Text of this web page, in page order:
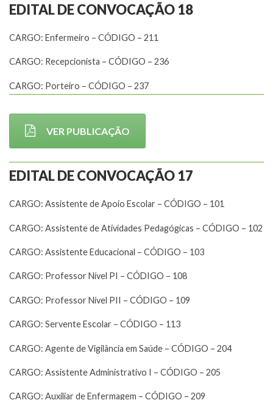
EDITAL DE CONVOCAÇÃO 18
CARGO: Enfermeiro – CÓDIGO – 211
CARGO: Recepcionista – CÓDIGO – 236
CARGO: Porteiro – CÓDIGO – 237
VER PUBLICAÇÃO
EDITAL DE CONVOCAÇÃO 17
CARGO: Assistente de Apoio Escolar – CÓDIGO – 101
CARGO: Assistente de Atividades Pedagógicas – CÓDIGO – 102
CARGO: Assistente Educacional – CÓDIGO – 103
CARGO: Professor Nível PI – CÓDIGO – 108
CARGO: Professor Nível PII – CÓDIGO – 109
CARGO: Servente Escolar – CÓDIGO – 113
CARGO: Agente de Vigilância em Saúde – CÓDIGO – 204
CARGO: Assistente Administrativo I – CÓDIGO – 205
CARGO: Auxiliar de Enfermagem – CÓDIGO – 209